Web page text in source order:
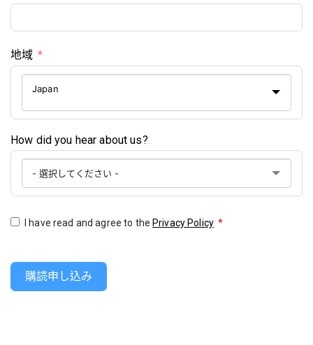
地域
Japan
How did you hear about us?
I have read and agree to thePrivacy Policy *
購読申し込み